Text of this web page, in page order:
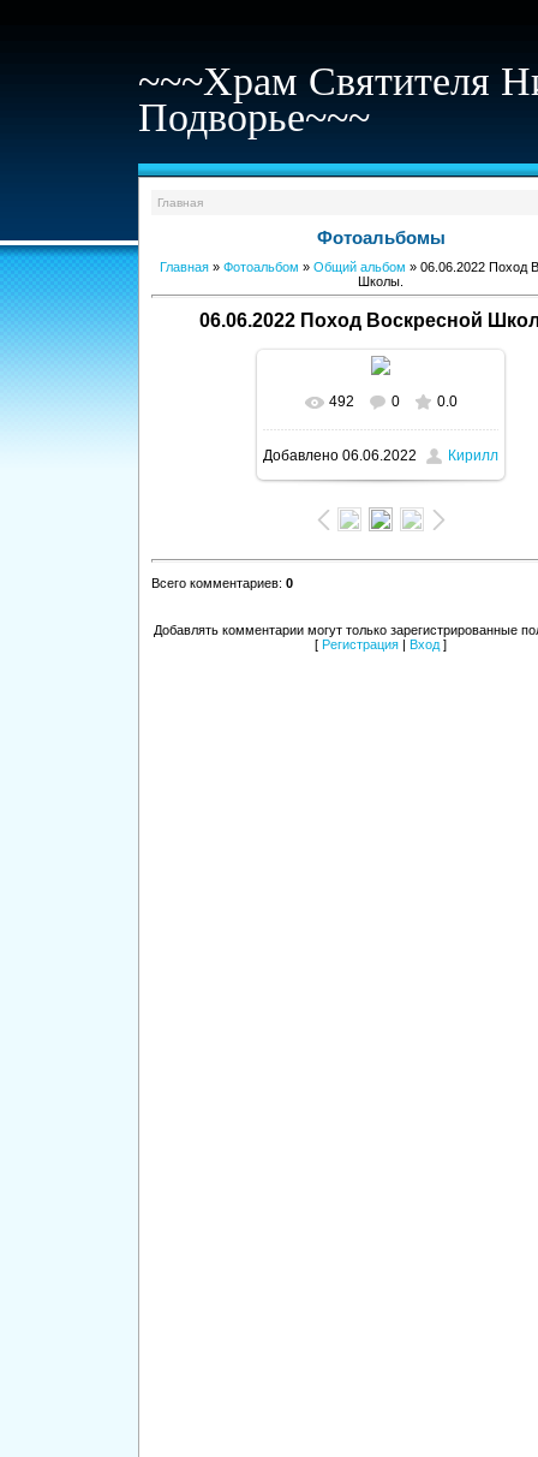
~~~Храм Святителя
Подворье~~~
Главная
Фотоальбомы
Главная» Фотоальбом » Общий альбом » 06.06.2022 Поход
Школы.
06.06.2022 Поход Воскресной
В реальном размере
1200x1600/ 485.9Kb
492 0 0.0
Добавлено 06.06.2022 Кирилл
Всего комментариев: 0
Добавлять комментарии могут только зарегистрированные
[ Регистрация Вход ]